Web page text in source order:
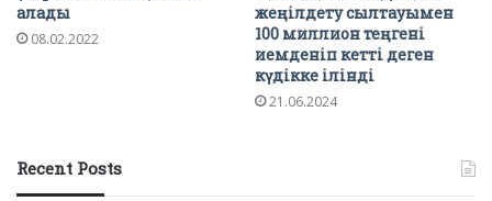
алады
08.02.2022
жеңілдету сылтауымен
100 миллион теңгені
иемденіп кетті деген
күдікке ілінді
21.06.2024
Recent Posts